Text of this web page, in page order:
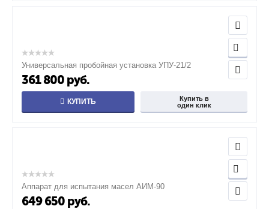
Универсальная пробойная установка УПУ-21/2
361 800 руб.
КУПИТЬ
Купить в
один клик
Аппарат для испытания масел АИМ-90
649 650 руб.